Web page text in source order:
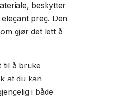
beskytter
preg. Den
gjør det lett å
til å bruke
at du kan
i både